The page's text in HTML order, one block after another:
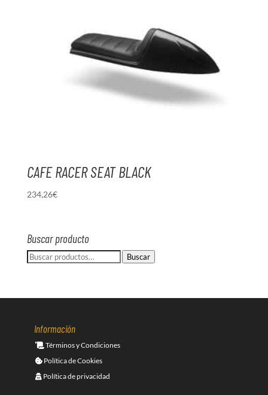
CAFE RACER SEAT BLACK
234,26€
Buscar producto
Buscar
Buscar
Información
Términos y Condiciones
Política de Cookies
Política de privacidad